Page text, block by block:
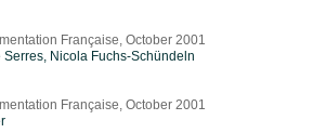
Française, October 2001
Nicola Fuchs-Schündeln
Française, October 2001